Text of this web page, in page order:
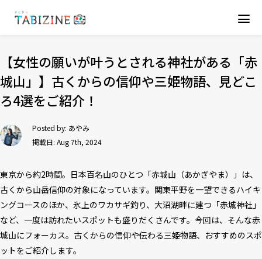
【女性の願いが叶うとされる神社がある「赤
城山」】古くからの信仰や三姫物語、見どこ
ろ4選をご紹介！
Posted by: あやみ
掲載日: Aug 7th, 2024
東京から約2時間。日本百名山のひとつ「赤城山（あかぎやま）」は、
古くから山岳信仰の対象になっています。関東平野を一望できるハイキ
ングコースのほか、氷上のワカサギ釣り、大沼湖畔に建つ「赤城神社」
など、一度は訪れたいスポットも盛りだくさんです。今回は、そんな赤
城山にフォーカス。古くからの信仰や伝わる三姫物語、おすすめのスポ
ットをご紹介します。